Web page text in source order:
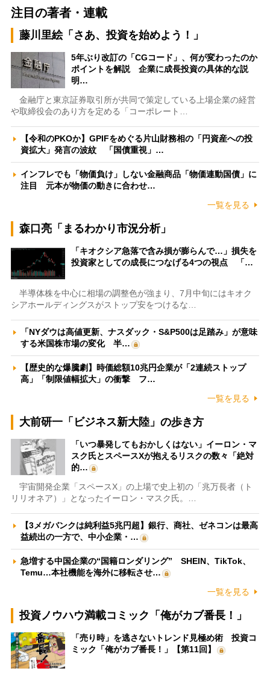
注目の著者・連載
藤川里絵「さあ、投資を始めよう！」
5年ぶり改訂の「CGコード」、何が変わったのか
ポイントを解説 企業に成長投資の具体的な説
明…
金融庁と東京証券取引所が共同で策定している上場企業の経営
や取締役会のあり方を定める「コーポレート…
【令和のPKOか】GPIFをめぐる片山財務相の「円資産への投
資拡大」発言の波紋 「国債重視」…
インフレでも「物価負け」しない金融商品「物価連動国債」に
注目 元本が物価の動きに合わせ…
一覧を見る
森口亮「まるわかり市況分析」
「キオクシア急落で含み損が膨らんで…」損失を
投資家としての成長につなげる4つの視点 「…
半導体株を中心に相場の調整色が強まり、7月中旬にはキオク
シアホールディングスがストップ安をつけるな…
「NYダウは高値更新、ナスダック・S&P500は足踏み」が意味
する米国株市場の変化 半…
【歴史的な爆騰劇】時価総額10兆円企業が「2連続ストップ
高」「制限値幅拡大」の衝撃 フ…
一覧を見る
大前研一「ビジネス新大陸」の歩き方
「いつ暴発してもおかしくはない」イーロン・マ
スク氏とスペースXが抱えるリスクの数々「絶対
的…
宇宙開発企業「スペースX」の上場で史上初の「兆万長者（ト
リリオネア）」となったイーロン・マスク氏。…
【3メガバンクは純利益5兆円超】銀行、商社、ゼネコンは最高
益続出の一方で、中小企業・…
急増する中国企業の“国籍ロンダリング” SHEIN、TikTok、
Temu…本社機能を海外に移転させ…
一覧を見る
投資ノウハウ満載コミック「俺がカブ番長！」
「売り時」を逃さないトレンド見極め術 投資コ
ミック「俺がカブ番長！」【第11回】